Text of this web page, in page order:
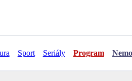
Sport Seriály Program